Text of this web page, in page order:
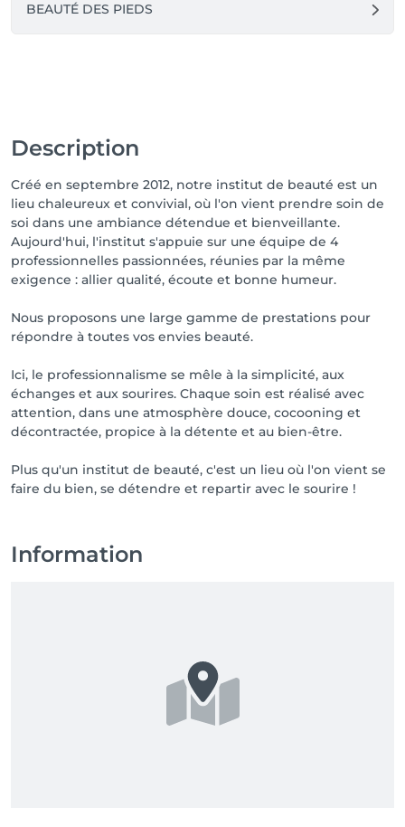
BEAUTÉ DES PIEDS
Description
Créé en septembre 2012, notre institut de beauté est un
lieu chaleureux et convivial, où l'on vient prendre soin de
soi dans une ambiance détendue et bienveillante.
Aujourd'hui, l'institut s'appuie sur une équipe de 4
professionnelles passionnées, réunies par la même
exigence : allier qualité, écoute et bonne humeur.
Nous proposons une large gamme de prestations pour
répondre à toutes vos envies beauté.
Ici, le professionnalisme se mêle à la simplicité, aux
échanges et aux sourires. Chaque soin est réalisé avec
attention, dans une atmosphère douce, cocooning et
décontractée, propice à la détente et au bien-être.
Plus qu'un institut de beauté, c'est un lieu où l'on vient se
faire du bien, se détendre et repartir avec le sourire !
Information